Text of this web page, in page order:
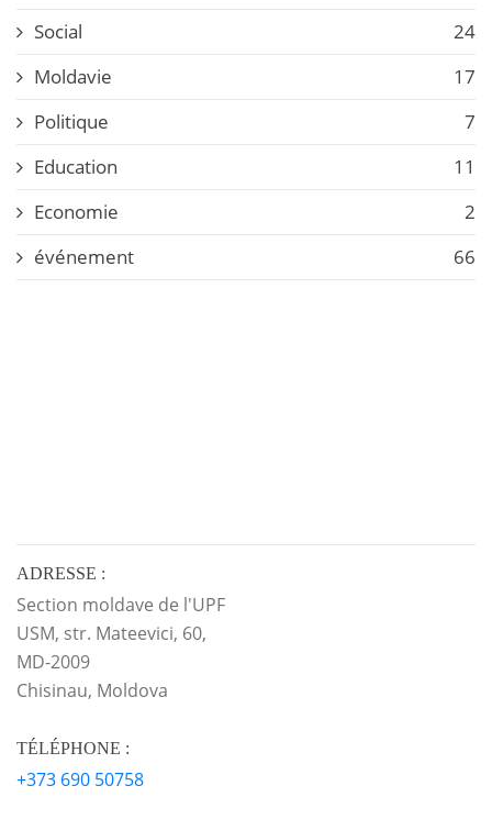
Social
24
Moldavie
17
Politique
7
Education
11
Economie
2
événement
66
ADRESSE :
Section moldave de l'UPF
USM, str. Mateevici, 60,
MD-2009
Chisinau, Moldova
TÉLÉPHONE :
+373 690 50758